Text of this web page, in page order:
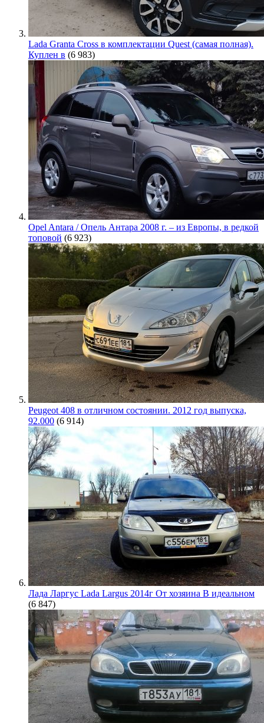
Lada Granta Cross в комплектации Quest (самая полная).
Куплен в (6 983)
Opel Antara / Опель Антара 2008 г. – из Европы, в редкой
топовой (6 923)
Peugeot 408 в отличном состоянии. 2012 год выпуска,
92.000 (6 914)
Лада Ларгус Lada Largus 2014г От хозяина В идеальном
(6 847)